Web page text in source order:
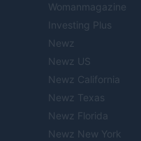
Womanmagazine
Investing Plus
Newz
Newz US
Newz California
Newz Texas
Newz Florida
Newz New York